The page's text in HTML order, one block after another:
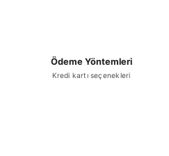
Ödeme Yöntemleri
Kredi kartı seçenekleri